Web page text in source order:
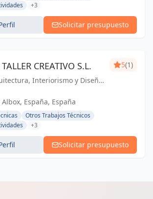
+3
Solicitar presupuesto
CREATIVO S.L.
Interiorismo y Diseño.
Nueva.
5(1)
España, España
Otros Trabajos Técnicos
+3
Solicitar presupuesto